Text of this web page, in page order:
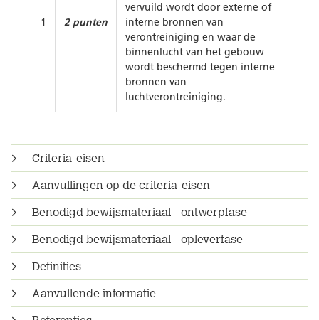
1 2 punten
vervuild wordt door externe of
interne bronnen van
verontreiniging en waar de
binnenlucht van het gebouw
wordt beschermd tegen interne
bronnen van
luchtverontreiniging.
Criteria-eisen
Aanvullingen op de criteria-eisen
Benodigd bewijsmateriaal - ontwerpfase
Benodigd bewijsmateriaal - opleverfase
Definities
Aanvullende informatie